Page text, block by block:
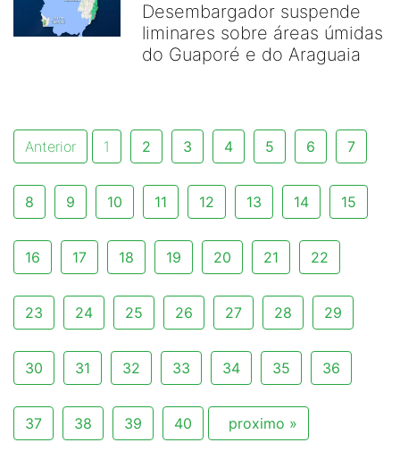
Desembargador suspende
liminares sobre áreas úmidas
do Guaporé e do Araguaia
Anterior 1 2 3 4 5 6 7
8 9 10 11 12 13 14 15
16 17 18 19 20 21 22
23 24 25 26 27 28 29
30 31 32 33 34 35 36
37 38 39 40 proximo »